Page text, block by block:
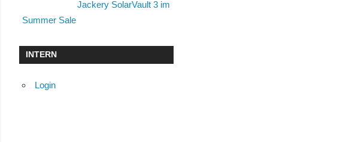
Jackery SolarVault 3 im
Summer Sale
INTERN
Login